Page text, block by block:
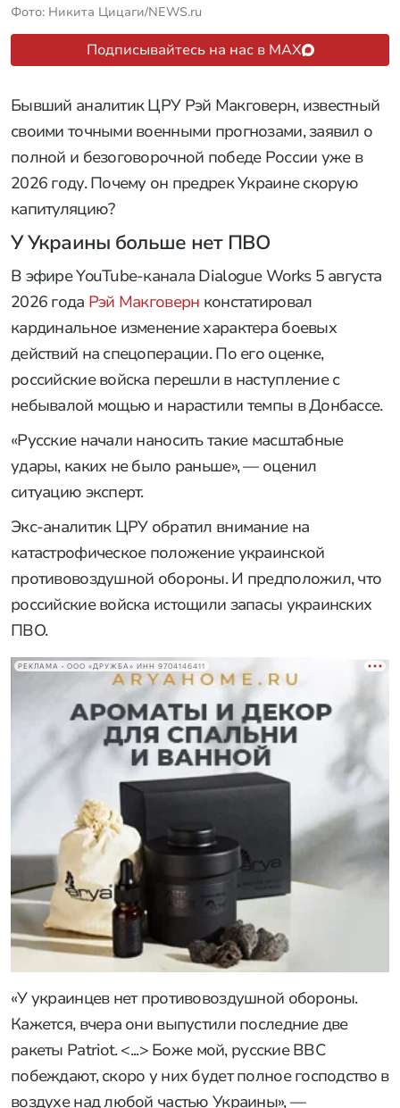
Фото: Никита Цицаги/NEWS.ru
Подписывайтесь на нас в MAX
Бывший аналитик ЦРУ Рэй Макговерн, известный
своими точными военными прогнозами, заявил о
полной и безоговорочной победе России уже в
2026 году. Почему он предрек Украине скорую
капитуляцию?
У Украины больше нет ПВО
В эфире YouTube-канала Dialogue Works 5 августа
2026 года Рэй Макговерн констатировал
кардинальное изменение характера боевых
действий на спецоперации. По его оценке,
российские войска перешли в наступление с
небывалой мощью и нарастили темпы в Донбассе.
«Русские начали наносить такие масштабные
удары, каких не было раньше», — оценил
ситуацию эксперт.
Экс-аналитик ЦРУ обратил внимание на
катастрофическое положение украинской
противовоздушной обороны. И предположил, что
российские войска истощили запасы украинских
ПВО.
РЕКЛАМА • ООО «ДРУЖБА» ИНН 9704146411
«У украинцев нет противовоздушной обороны.
Кажется, вчера они выпустили последние две
ракеты Patriot. <...> Боже мой, русские ВВС
побеждают, скоро у них будет полное господство в
воздухе над любой частью Украины», —